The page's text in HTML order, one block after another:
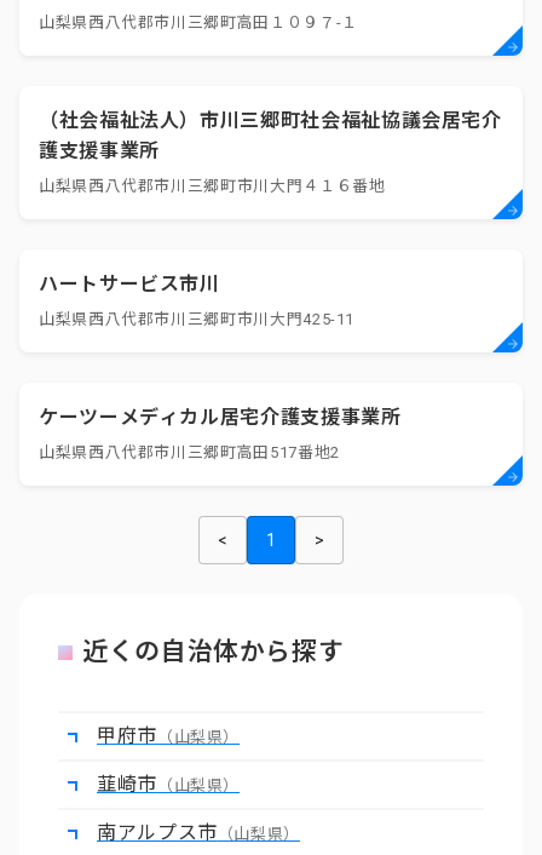
山梨県西八代郡市川三郷町高田１０９７-１
（社会福祉法人）市川三郷町社会福祉協議会居宅介
護支援事業所
山梨県西八代郡市川三郷町市川大門４１６番地
ハートサービス市川
山梨県西八代郡市川三郷町市川大門425-11
ケーツーメディカル居宅介護支援事業所
山梨県西八代郡市川三郷町高田517番地2
< 1 >
近くの自治体から探す
甲府市 （山梨県）
韮崎市 （山梨県）
南アルプス市 （山梨県）